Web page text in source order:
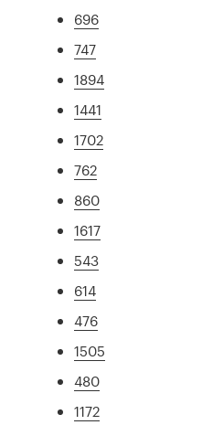
696
747
1894
1441
1702
762
860
1617
543
614
476
1505
480
1172